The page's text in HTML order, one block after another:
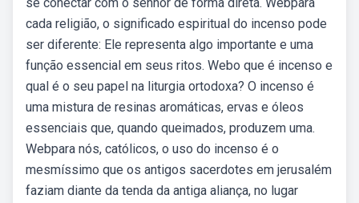
cada religião, o significado espiritual do incenso pode
ser diferente: Ele representa algo importante e uma
função essencial em seus ritos. Webo que é incenso e
qual é o seu papel na liturgia ortodoxa? O incenso é
uma mistura de resinas aromáticas, ervas e óleos
essenciais que, quando queimados, produzem uma.
Webpara nós, católicos, o uso do incenso é o
mesmíssimo que os antigos sacerdotes em jerusalém
faziam diante da tenda da antiga aliança, no lugar